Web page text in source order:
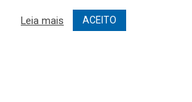
Leia mais ACEITO